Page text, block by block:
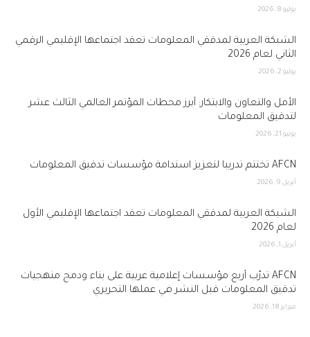
يوليو 8, 2026
الشبكة العربية لمدققي المعلومات تعقد اجتماعها الإقليمي الرقمي
الثاني لعام 2026
يوليو 2, 2026
الأمل والتعاون والابتكار: أبرز محطات المؤتمر العالمي الثالث عشر
لتدقيق المعلومات
يونيو 21, 2026
AFCN تختتم تدريباً لتعزيز استدامة مؤسسات تدقيق المعلومات
أبريل 9, 2026
الشبكة العربية لمدققي المعلومات تعقد اجتماعها الإقليمي الأول
لعام 2026
أبريل 1, 2026
AFCN تدرّب أربع مؤسسات إعلامية عربية على بناء ودمج منهجيات
تدقيق المعلومات قبل النشر في عملها التحريري
فبراير 18, 2026